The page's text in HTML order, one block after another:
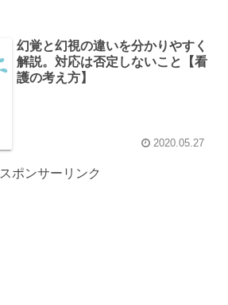
幻覚と幻視の違いを分かりやすく
解説。対応は否定しないこと【看
護の考え方】
2020.05.27
スポンサーリンク